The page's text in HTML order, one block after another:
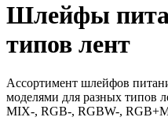
Шлейфы
типов лент
Ассортимент шлейфов
моделями для разных типов
MIX-, RGB-, RGBW-,